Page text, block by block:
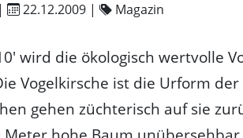
22.12.2009 | Magazin
wird die ökologisch wertvolle
Vogelkirsche ist die Urform der
gehen züchterisch auf sie